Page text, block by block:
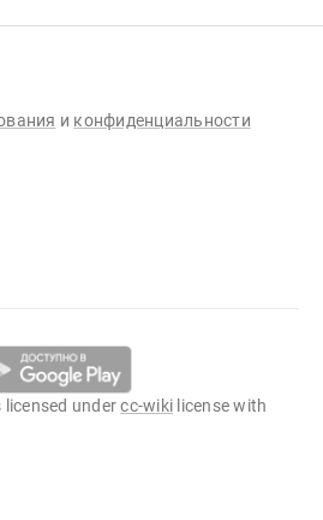
и конфиденциальности
licensed undercc-wiki license with